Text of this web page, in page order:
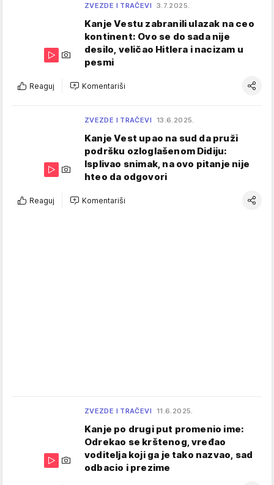
ZVEZDE I TRAČEVI 3.7.2025.
Kanje Vestu zabranili ulazak na ceo
kontinent: Ovo se do sada nije
desilo, veličao Hitlera i nacizam u
pesmi
Reaguj Komentariši
ZVEZDE I TRAČEVI 13.6.2025.
Kanje Vest upao na sud da pruži
podršku ozloglašenom Didiju:
Isplivao snimak, na ovo pitanje nije
hteo da odgovori
Reaguj Komentariši
ZVEZDE I TRAČEVI 11.6.2025.
Kanje po drugi put promenio ime:
Odrekao se krštenog, vređao
voditelja koji ga je tako nazvao, sad
odbacio i prezime